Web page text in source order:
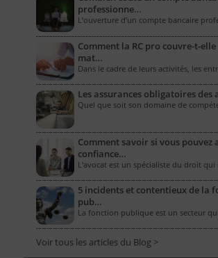
professionne…
L’ouverture d’un compte bancaire
Comment la RC pro couvre-t-
mat…
Dans le cadre de leurs activités, les
Les assurances obligatoires des
Quel que soit son domaine de
Comment savoir si vous pouvez
confiance…
L'avocat est un spécialiste du droit
5 incidents et contentieux de la
pub…
La fonction publique est un secteur
Voir tous les articles du Blog >